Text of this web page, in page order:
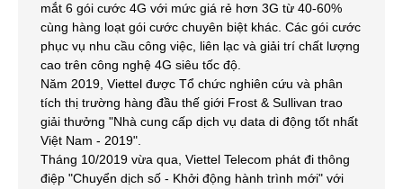
mắt 6 gói cước 4G với mức giá rẻ hơn 3G từ 40-60%
cùng hàng loạt gói cước chuyên biệt khác. Các gói cước
phục vụ nhu cầu công việc, liên lạc và giải trí chất lượng
cao trên công nghệ 4G siêu tốc độ.
Năm 2019, Viettel được Tổ chức nghiên cứu và phân
tích thị trường hàng đầu thế giới Frost & Sullivan trao
giải thưởng "Nhà cung cấp dịch vụ data di động tốt nhất
Việt Nam - 2019".
Tháng 10/2019 vừa qua, Viettel Telecom phát đi thông
điệp "Chuyển dịch số - Khởi động hành trình mới" với